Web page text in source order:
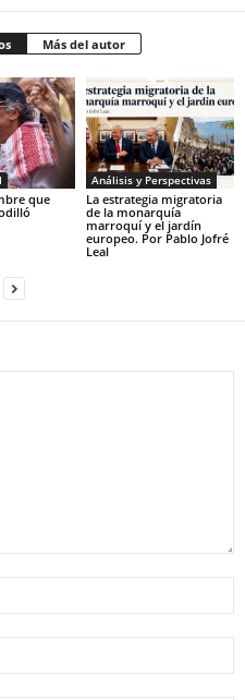
Más del autor
que
Análisis y Perspectivas
La estrategia migratoria
de la monarquía
marroquí y el jardín
europeo. Por Pablo Jofré
Leal